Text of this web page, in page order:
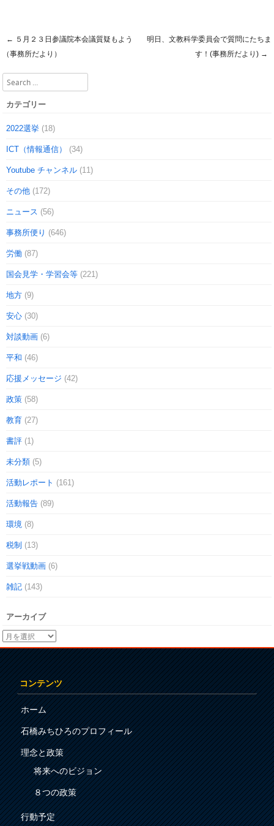
Post navigation
← ５月２３日参議院本会議質疑もよう
（事務所だより）
明日、文教科学委員会で質問にたちま
す！(事務所だより) →
Search
カテゴリー
2022選挙 (18)
ICT（情報通信） (34)
Youtube チャンネル (11)
その他 (172)
ニュース (56)
事務所便り (646)
労働 (87)
国会見学・学習会等 (221)
地方 (9)
安心 (30)
対談動画 (6)
平和 (46)
応援メッセージ (42)
政策 (58)
教育 (27)
書評 (1)
未分類 (5)
活動レポート (161)
活動報告 (89)
環境 (8)
税制 (13)
選挙戦動画 (6)
雑記 (143)
アーカイブ
コンテンツ
ホーム
石橋みちひろのプロフィール
理念と政策
将来へのビジョン
８つの政策
行動予定